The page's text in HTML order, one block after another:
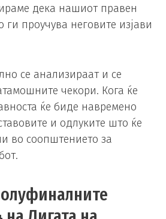
дека нашиот правен
проучува неговите изјави
се анализираат и се
чекори. Кога ќе
ќе биде навремено
и одлуките што ќе
во соопштението за